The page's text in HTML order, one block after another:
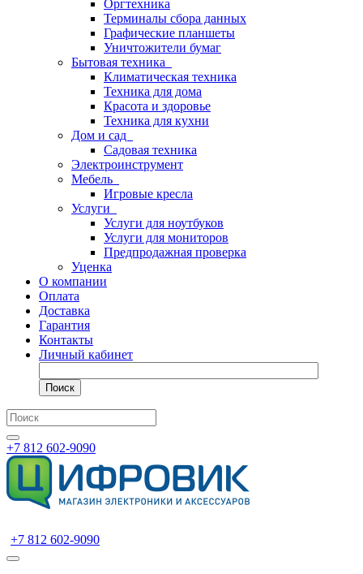
Оргтехника
Терминалы сбора данных
Графические планшеты
Уничтожители бумаг
Бытовая техника
Климатическая техника
Техника для дома
Красота и здоровье
Техника для кухни
Дом и сад
Садовая техника
Электроинструмент
Мебель
Игровые кресла
Услуги
Услуги для ноутбуков
Услуги для мониторов
Предпродажная проверка
Уценка
О компании
Оплата
Доставка
Гарантия
Контакты
Личный кабинет
Поиск
+7 812 602-9090
+7 812 602-9090